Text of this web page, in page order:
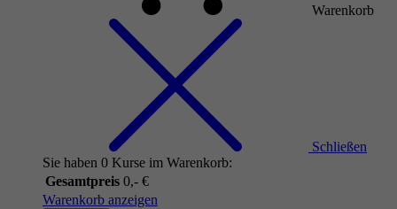
Warenkorb
Schließen
Sie haben 0 Kurse im Warenkorb:
Gesamtpreis 0,- €
Warenkorb anzeigen